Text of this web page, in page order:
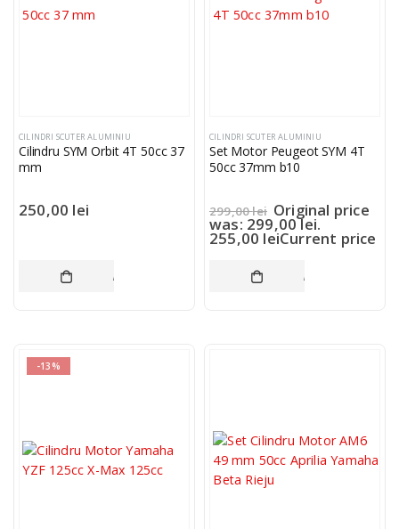
CILINDRI SCUTER ALUMINIU
Cilindru SYM Orbit 4T 50cc 37
mm
250,00 lei
ADAUGĂ ÎN COȘ
CILINDRI SCUTER ALUMINIU
Set Motor Peugeot SYM 4T
50cc 37mm b10
299,00lei Original price
was: 299,00 lei.
255,00 leiCurrent price
is: 255,00 lei.
ADAUGĂ ÎN COȘ
-13%